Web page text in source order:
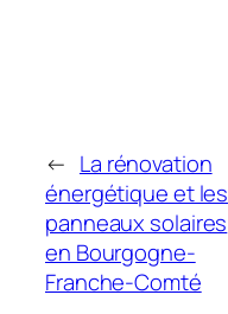
← La rénovation
énergétique et les
panneaux solaires
en Bourgogne-
Franche-Comté